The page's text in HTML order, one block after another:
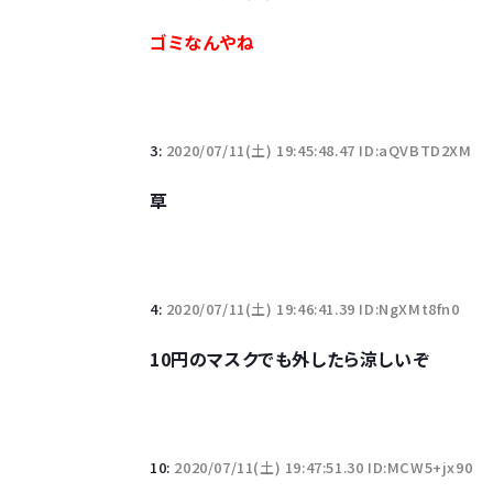
ゴミなんやね
3: 2020/07/11(土) 19:45:48.47 ID:aQVBTD2XM
草
4: 2020/07/11(土) 19:46:41.39 ID:NgXMt8fn0
10円のマスクでも外したら涼しいぞ
10: 2020/07/11(土) 19:47:51.30 ID:MCW5+jx90